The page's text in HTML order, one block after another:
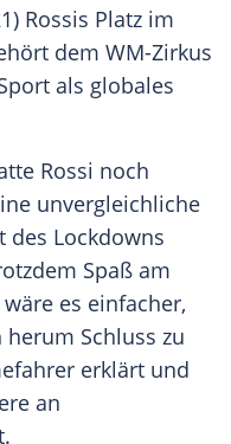
Rossis Platz im
dem WM-Zirkus
als globales
Rossi noch
unvergleichliche
des Lockdowns
Spaß am
es einfacher,
Schluss zu
erklärt und
an